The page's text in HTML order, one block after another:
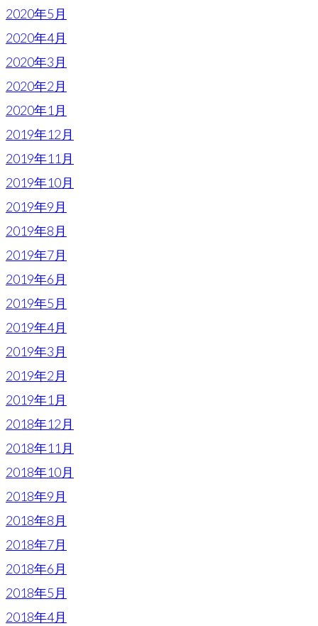
2020年5月
2020年4月
2020年3月
2020年2月
2020年1月
2019年12月
2019年11月
2019年10月
2019年9月
2019年8月
2019年7月
2019年6月
2019年5月
2019年4月
2019年3月
2019年2月
2019年1月
2018年12月
2018年11月
2018年10月
2018年9月
2018年8月
2018年7月
2018年6月
2018年5月
2018年4月